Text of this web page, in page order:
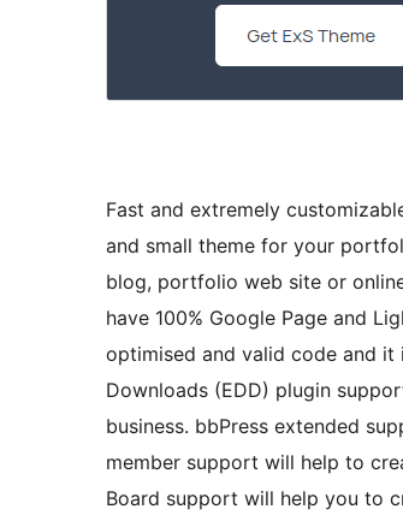
Fast and extremely
and small theme for your
blog, portfolio web site or
have 100% Google Page and
optimised and valid code and it
Downloads (EDD) plugin
business. bbPress extended
member support will help to
Board support will help you to